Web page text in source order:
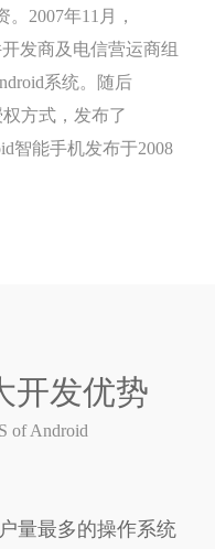
2007年11月，
发商及电信营运商组
系统。随后
方式，发布了
智能手机发布于2008
开发优势
of Android
量最多的操作系统